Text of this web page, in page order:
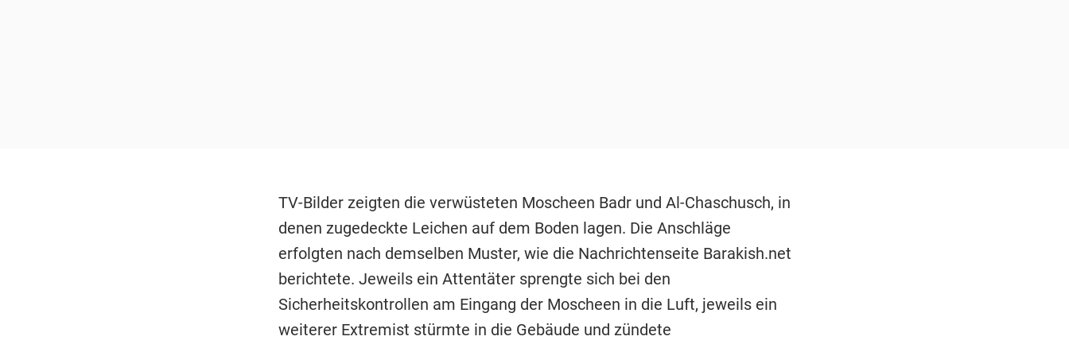
TV-Bilder zeigten die verwüsteten Moscheen Badr und Al-Chaschusch, in
denen zugedeckte Leichen auf dem Boden lagen. Die Anschläge
erfolgten nach demselben Muster, wie die Nachrichtenseite Barakish.net
berichtete. Jeweils ein Attentäter sprengte sich bei den
Sicherheitskontrollen am Eingang der Moscheen in die Luft, jeweils ein
weiterer Extremist stürmte in die Gebäude und zündete